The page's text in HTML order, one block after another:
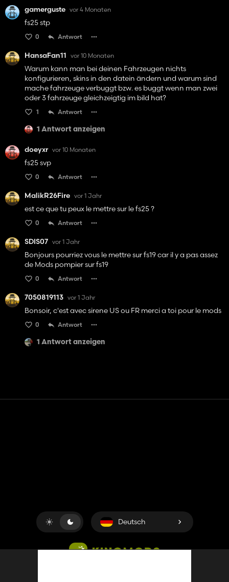
gamerguste vor 4 Monaten
fs25 stp
0 Antwort
HansaFan11 vor 10 Monaten
Warum kann man bei deinen Fahrzeugen nichts
konfigurieren, skins in den datein ändern und warum sind
mache fahrzeuge verbuggt bzw. es buggt wenn man zwei
oder 3 fahrzeuge gleichzeigtig im bild hat?
1 Antwort
1 Antwort anzeigen
doeyxr vor 10 Monaten
fs25 svp
0 Antwort
MalikR26Fire vor 1 Jahr
est ce que tu peux le mettre sur le fs25 ?
0 Antwort
SDIS07 vor 1 Jahr
Bonjours pourriez vous le mettre sur fs19 car il y a pas assez
de Mods pompier sur fs19
0 Antwort
7050819113 vor 1 Jahr
Bonsoir, c'est avec sirene US ou FR merci a toi pour le mods
0 Antwort
1 Antwort anzeigen
Deutsch